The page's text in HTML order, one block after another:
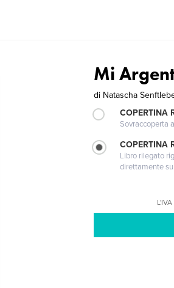
Mi
di Natascha
COPERTINA
Sovraccoperta
COPERTINA
Libro rilegato
direttamente